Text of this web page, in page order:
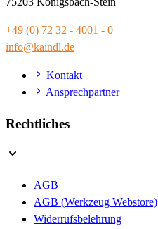
+49 (0) 72 32 - 4001 - 0
info@kaindl.de
Kontakt
Ansprechpartner
Rechtliches
AGB
AGB (Werkzeug Webstore)
Widerrufsbelehrung